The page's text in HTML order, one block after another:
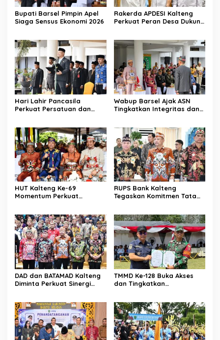
Bupati Barsel Pimpin Apel
Siaga Sensus Ekonomi 2026
Rakerda APDESI Kalteng
Perkuat Peran Desa Dukung
Hari Lahir Pancasila
Perkuat Persatuan dan
Wabup Barsel Ajak ASN
Tingkatkan Integritas dan
HUT Kalteng Ke-69
Momentum Perkuat
RUPS Bank Kalteng
Tegaskan Komitmen Tata
DAD dan BATAMAD Kalteng
Diminta Perkuat Sinergi
TMMD Ke-128 Buka Akses
dan Tingkatkan